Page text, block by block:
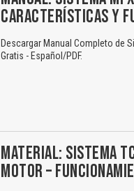
CARACTERÍSTICAS Y
Descargar Manual Completo de
Gratis - Español/PDF.
MATERIAL: SISTEMA
MOTOR –